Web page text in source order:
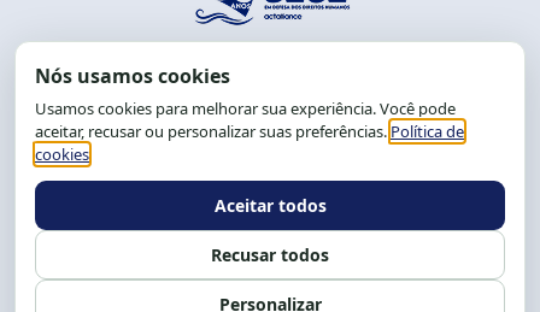
End.: R. da Graça, 150. Graça
CEP: 40.150-055
Salvador-BA, Brasil.
Tel.: (71) 2104-5457, Cel.: (71) 9 9239-2104 ou 2105
Expediente: 8h às 12h e 13 às 17h.
Siga nossas redes Fale conosco